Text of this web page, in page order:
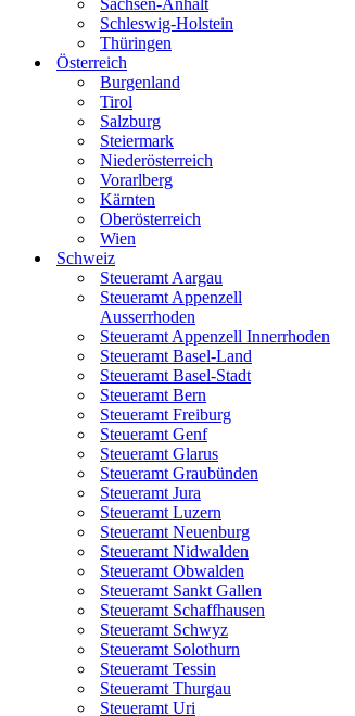
Sachsen-Anhalt
Schleswig-Holstein
Thüringen
Österreich
Burgenland
Tirol
Salzburg
Steiermark
Niederösterreich
Vorarlberg
Kärnten
Oberösterreich
Wien
Schweiz
Steueramt Aargau
Steueramt Appenzell
Ausserrhoden
Steueramt Appenzell Innerrhoden
Steueramt Basel-Land
Steueramt Basel-Stadt
Steueramt Bern
Steueramt Freiburg
Steueramt Genf
Steueramt Glarus
Steueramt Graubünden
Steueramt Jura
Steueramt Luzern
Steueramt Neuenburg
Steueramt Nidwalden
Steueramt Obwalden
Steueramt Sankt Gallen
Steueramt Schaffhausen
Steueramt Schwyz
Steueramt Solothurn
Steueramt Tessin
Steueramt Thurgau
Steueramt Uri